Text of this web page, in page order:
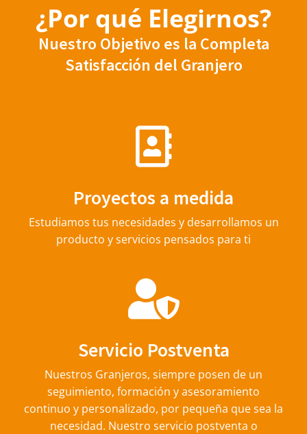
¿Por qué Elegirnos?
Nuestro Objetivo es la Completa
Satisfacción del Granjero
Proyectos a medida
Estudiamos tus necesidades y desarrollamos un
producto y servicios pensados para ti
Servicio Postventa
Nuestros Granjeros, siempre posen de un
seguimiento, formación y asesoramiento
continuo y personalizado, por pequeña que sea la
necesidad. Nuestro servicio postventa o